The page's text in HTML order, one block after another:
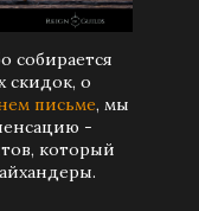
собирается
скидок, о
письме, мы
-
который